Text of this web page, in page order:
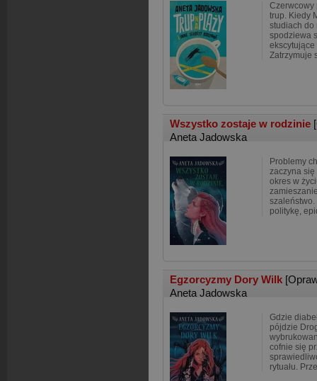
trup. Kiedy
studiach do
spodziewa
ekscytujące
Zatrzymuje
Wszystko zostaje w rodzinie
Aneta Jadowska
Problemy
zaczyna
okres w
szaleństwo.
politykę,
Egzorcyzmy Dory Wilk
Aneta Jadowska
Gdzie
pójdzie
cofnie się
rytuału.